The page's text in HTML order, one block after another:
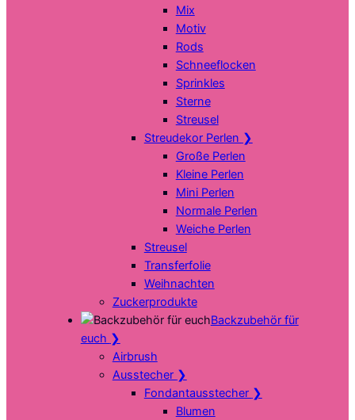
Mix
Motiv
Rods
Schneeflocken
Sprinkles
Sterne
Streusel
Streudekor Perlen ❯
Große Perlen
Kleine Perlen
Mini Perlen
Normale Perlen
Weiche Perlen
Streusel
Transferfolie
Weihnachten
Zuckerprodukte
Backzubehör für
euch ❯
Airbrush
Ausstecher ❯
Fondantausstecher ❯
Blumen